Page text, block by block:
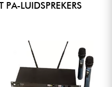
LUIDSPREKERS